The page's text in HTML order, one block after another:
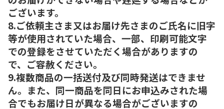
ございます。
8.ご依頼主さま又はお届け先さまのご氏名に旧字
等が使用されていた場合、一部、印刷可能文字
での登録をさせていただく場合がありますの
で、ご容赦ください。
9.複数商品の一括送付及び同時発送はできませ
ん。また、同一商品を同日にお申込みされた場
合でもお届け日が異なる場合がございますの